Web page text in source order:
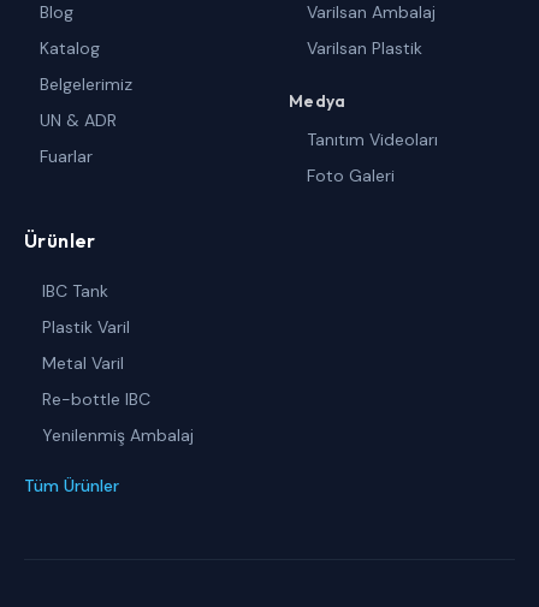
Blog
Katalog
Belgelerimiz
UN & ADR
Fuarlar
Varilsan Ambalaj
Varilsan Plastik
Medya
Tanıtım Videoları
Foto Galeri
Ürünler
IBC Tank
Plastik Varil
Metal Varil
Re-bottle IBC
Yenilenmiş Ambalaj
Tüm Ürünler